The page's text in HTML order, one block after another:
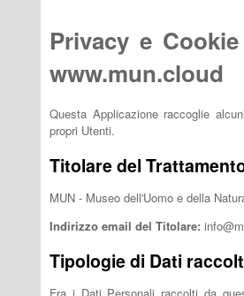
Privacy e
www.mun.cloud
Questa Applicazione raccoglie
propri Utenti.
Titolare del
MUN - Museo dell'Uomo e della
Indirizzo email del Titolare:
Tipologie di Dati